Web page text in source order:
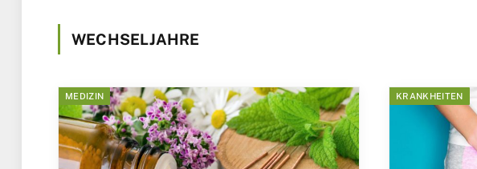
WECHSELJAHRE
MEDIZIN KRANKHEITEN